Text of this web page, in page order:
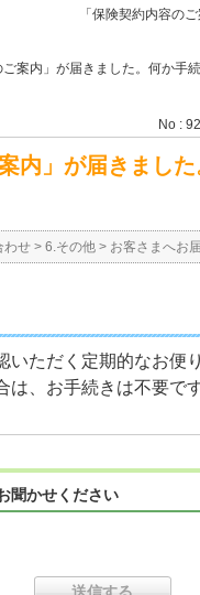
「保険契約内容の
ご案内」が届きました。何か手
No :
内」が届きまし
わせ > 6.その他 > お客さまへお
いただく定期的なお便
は、お手続きは不要で
聞かせください